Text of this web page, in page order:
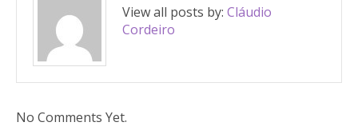
View all posts by: Cláudio
Cordeiro
No Comments Yet.